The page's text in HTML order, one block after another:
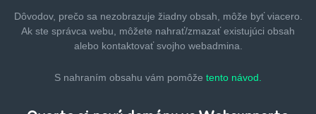
Dôvodov, prečo sa nezobrazuje žiadny obsah, môže byťviacero.
Ak ste správca webu, môžete nahrať/zmazaťexistujúci obsah
alebo kontaktovať svojho webadmina.
S nahraním obsahu vám pomôže tento návod.